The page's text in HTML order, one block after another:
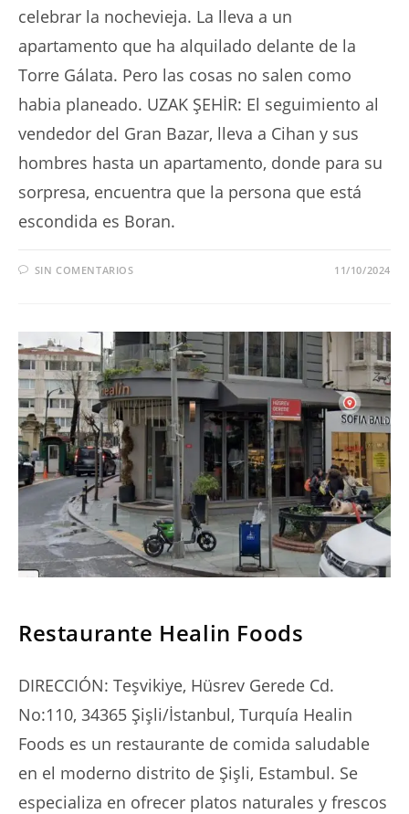
celebrar la nochevieja. La lleva a un
apartamento que ha alquilado delante de la
Torre Gálata. Pero las cosas no salen como
habia planeado. UZAK ŞEHİR: El seguimiento al
vendedor del Gran Bazar, lleva a Cihan y sus
hombres hasta un apartamento, donde para su
sorpresa, encuentra que la persona que está
escondida es Boran.
SIN COMENTARIOS 11/10/2024
Restaurante Healin Foods
DIRECCIÓN: Teşvikiye, Hüsrev Gerede Cd.
No:110, 34365 Şişli/İstanbul, Turquía Healin
Foods es un restaurante de comida saludable
en el moderno distrito de Şişli, Estambul. Se
especializa en ofrecer platos naturales y frescos